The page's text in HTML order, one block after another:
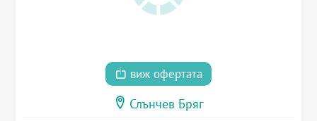
виж офертата
Слънчев Бряг